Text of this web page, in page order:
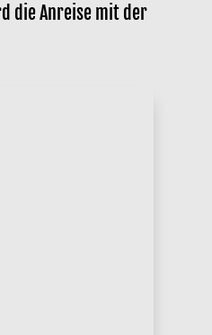
die Anreise mit der